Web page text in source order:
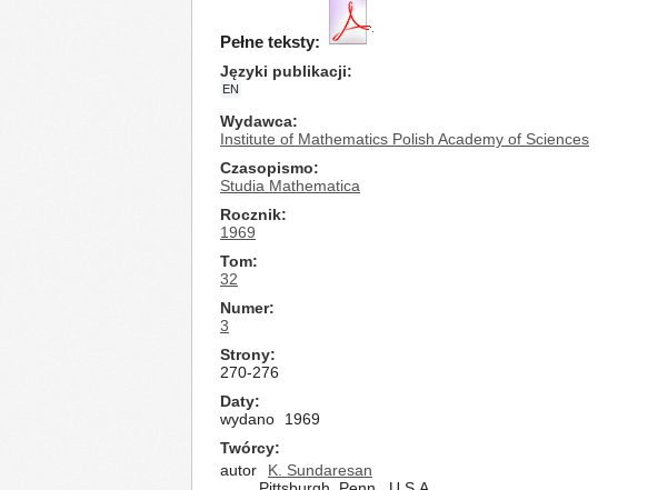
Pełne teksty:
Języki publikacji
EN
Wydawca
Institute of Mathematics Polish Academy of Sciences
Czasopismo
Studia Mathematica
Rocznik
1969
Tom
32
Numer
3
Strony
270-276
Daty
wydano
1969
Twórcy
autor
K. Sundaresan